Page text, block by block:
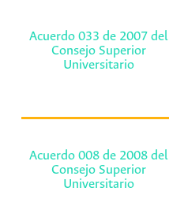
Acuerdo 033 de 2007 del
Consejo Superior
Universitario
Acuerdo 008 de 2008 del
Consejo Superior
Universitario